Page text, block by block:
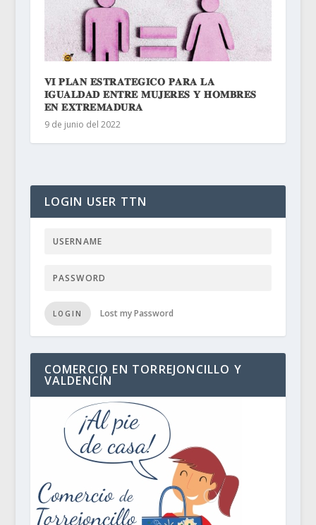
𝐕𝐈 𝐏𝐋𝐀𝐍 𝐄𝐒𝐓𝐑𝐀𝐓𝐄𝐆𝐈𝐂𝐎 𝐏𝐀𝐑𝐀 𝐋𝐀
𝐈𝐆𝐔𝐀𝐋𝐃𝐀𝐃 𝐄𝐍𝐓𝐑𝐄 𝐌𝐔𝐉𝐄𝐑𝐄𝐒 𝐘 𝐇𝐎𝐌𝐁𝐑𝐄𝐒
𝐄𝐍 𝐄𝐗𝐓𝐑𝐄𝐌𝐀𝐃𝐔𝐑𝐀⁣
9 de junio del 2022
LOGIN USER TTN
LOGIN Lost my Password
COMERCIO EN TORREJONCILLO Y
VALDENCÍN